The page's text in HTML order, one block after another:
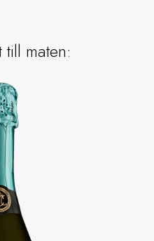
till maten: